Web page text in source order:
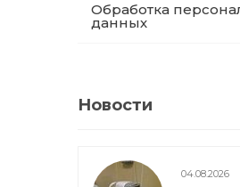
Обработка
данных
Новости
04.08.2026